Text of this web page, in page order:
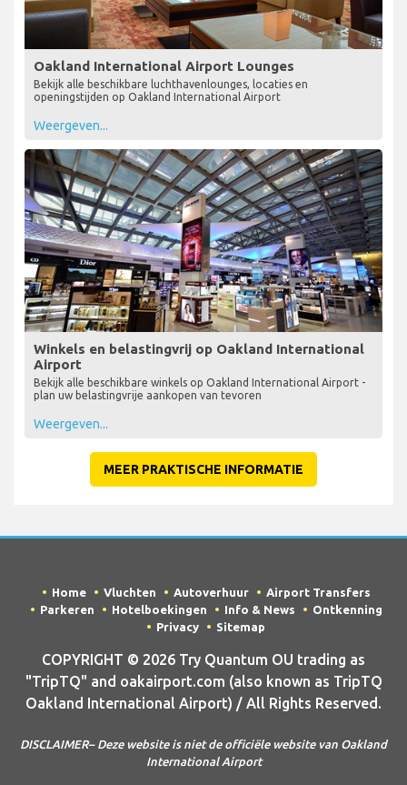
Oakland International Airport Lounges
Bekijk alle beschikbare luchthavenlounges, locaties en
openingstijden op Oakland International Airport
Weergeven...
Winkels en belastingvrij op Oakland International
Airport
Bekijk alle beschikbare winkels op Oakland International Airport -
plan uw belastingvrije aankopen van tevoren
Weergeven...
MEER PRAKTISCHE INFORMATIE
Home Vluchten Autoverhuur
Airport Transfers
Parkeren
Hotelboekingen Info & News
Ontkenning
Privacy
Sitemap
COPYRIGHT © 2026 Try Quantum OU trading as
"TripTQ" and oakairport.com (also known as TripTQ
Oakland International Airport) / All Rights Reserved.
DISCLAIMER– Deze website is niet de officiële website van Oakland
International Airport